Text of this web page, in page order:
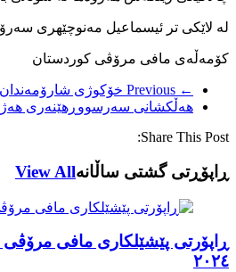
لە لاێکی تر ئیسماعیل مەنوچێهری سەرۆکی ئیدارەی سروشتی مەریوان
کۆمەڵەی مافی مرۆڤی کوردستان
← Previous
خۆکوژی
هەڵکشانی سەرسووڕهێنەری هەژاری
Share This Post:
ڕاپۆڕتی گشتی ساڵانهView All
ڕاپۆرتی پێشێلکاری مافی
٢٠٢٤